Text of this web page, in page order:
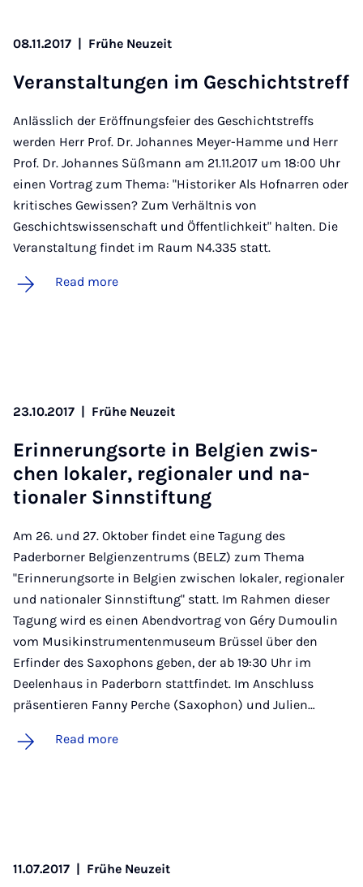
08.11.2017 | Frühe Neuzeit
Ver­an­stal­tun­gen im Geschicht­streff
Anlässlich der Eröffnungsfeier des Geschichtstreffs
werden Herr Prof. Dr. Johannes Meyer-Hamme und Herr
Prof. Dr. Johannes Süßmann am 21.11.2017 um 18:00 Uhr
einen Vortrag zum Thema: "Historiker Als Hofnarren oder
kritisches Gewissen? Zum Verhältnis von
Geschichtswissenschaft und Öffentlichkeit" halten. Die
Veranstaltung findet im Raum N4.335 statt.
Read more
23.10.2017 | Frühe Neuzeit
Erin­ner­ung­sorte in Bel­gi­en zwis­
chen lokaler, re­gionaler und na­
tionaler Sinnstif­tung
Am 26. und 27. Oktober findet eine Tagung des
Paderborner Belgienzentrums (BELZ) zum Thema
"Erinnerungsorte in Belgien zwischen lokaler, regionaler
und nationaler Sinnstiftung" statt. Im Rahmen dieser
Tagung wird es einen Abendvortrag von Géry Dumoulin
vom Musikinstrumentenmuseum Brüssel über den
Erfinder des Saxophons geben, der ab 19:30 Uhr im
Deelenhaus in Paderborn stattfindet. Im Anschluss
präsentieren Fanny Perche (Saxophon) und Julien…
Read more
11.07.2017 | Frühe Neuzeit